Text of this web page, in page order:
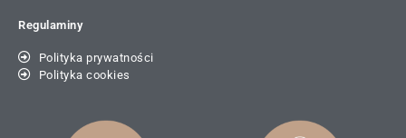
Regulaminy
Polityka prywatności
Polityka cookies